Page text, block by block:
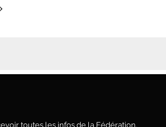
toutes les infos de la Fédération.